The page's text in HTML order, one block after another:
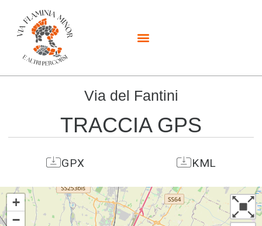
Via del Fantini
TRACCIA GPS
GPX KML
+
−